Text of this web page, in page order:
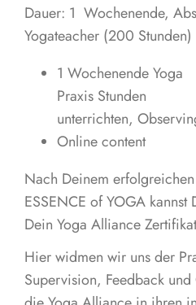
Dauer: 1 Wochenende,
Yogateacher (200
1 Wochenende Yoga
Praxis Stunden
unterrichten,
Online content
Nach Deinem
ESSENCE of YOGA
Dein Yoga Alliance
Hier widmen wir uns der
Supervision, Feedback